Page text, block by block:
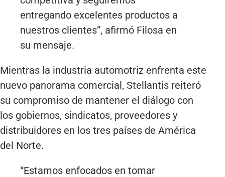
entregando excelentes productos a
nuestros clientes”, afirmó Filosa en
su mensaje.
Mientras la industria automotriz enfrenta este
nuevo panorama comercial, Stellantis reiteró
su compromiso de mantener el diálogo con
los gobiernos, sindicatos, proveedores y
distribuidores en los tres países de América
del Norte.
“Estamos enfocados en tomar